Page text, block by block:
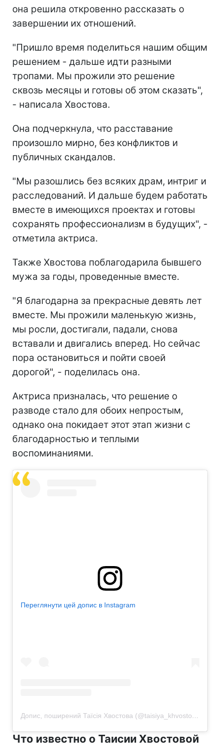
она решила откровенно рассказать о
завершении их отношений.
"Пришло время поделиться нашим общим
решением - дальше идти разными
тропами. Мы прожили это решение
сквозь месяцы и готовы об этом сказать",
- написала Хвостова.
Она подчеркнула, что расставание
произошло мирно, без конфликтов и
публичных скандалов.
"Мы разошлись без всяких драм, интриг и
расследований. И дальше будем работать
вместе в имеющихся проектах и готовы
сохранять профессионализм в будущих", -
отметила актриса.
Также Хвостова поблагодарила бывшего
мужа за годы, проведенные вместе.
"Я благодарна за прекрасные девять лет
вместе. Мы прожили маленькую жизнь,
мы росли, достигали, падали, снова
вставали и двигались вперед. Но сейчас
пора остановиться и пойти своей
дорогой", - поделилась она.
Актриса призналась, что решение о
разводе стало для обоих непростым,
однако она покидает этот этап жизни с
благодарностью и теплыми
воспоминаниями.
Переглянути цей допис в Instagram
Допис, поширений Таїсія Хвостова (@taisiya_khvostova)
Что известно о Таисии Хвостовой